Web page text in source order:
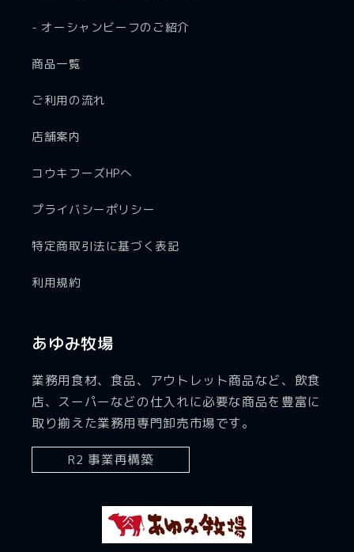
- オーシャンビーフのご紹介
商品一覧
ご利用の流れ
店舗案内
コウキフーズHPへ
プライバシーポリシー
特定商取引法に基づく表記
利用規約
あゆみ牧場
業務用食材、食品、アウトレット商品など、飲食
店、スーパーなどの仕入れに必要な商品を豊富に
取り揃えた業務用専門卸売市場です。
R2 事業再構築